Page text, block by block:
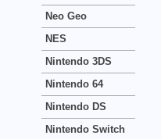
Neo Geo
NES
Nintendo 3DS
Nintendo 64
Nintendo DS
Nintendo Switch